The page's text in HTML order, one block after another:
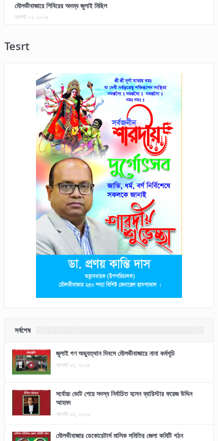
মৌলভীবাজারে শিবিরের অদম্য জুলাই মিছিল
আগস্ট ০১, ২০২৬
Tesrt
সর্বশেষ
জুলাই গণ অভ্যুত্থান দিবসে মৌলভীবাজারে নানা কর্মসূচি
আগস্ট ০৫, ২০২৬
সর্বোচ্চ ভোট পেয়ে সদস্য নির্বাচিত হলেন ব্যারিস্টার ফয়েজ উদ্দিন
আহমদ
আগস্ট ০৩, ২০২৬
মৌলভীবাজার ডেকোরেটার্স মালিক সমিতির জেলা কমিটি গঠন